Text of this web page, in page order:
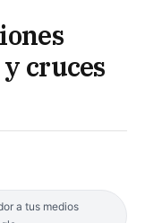
cruces
a tus medios